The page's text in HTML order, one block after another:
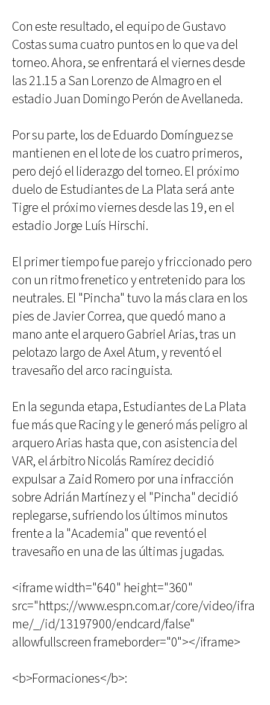
Con este resultado, el equipo de Gustavo
Costas suma cuatro puntos en lo que va del
torneo. Ahora, se enfrentará el viernes desde
las 21.15 a San Lorenzo de Almagro en el
estadio Juan Domingo Perón de Avellaneda.
Por su parte, los de Eduardo Domínguez se
mantienen en el lote de los cuatro primeros,
pero dejó el liderazgo del torneo. El próximo
duelo de Estudiantes de La Plata será ante
Tigre el próximo viernes desde las 19, en el
estadio Jorge Luís Hirschi.
El primer tiempo fue parejo y friccionado pero
con un ritmo frenetico y entretenido para los
neutrales. El "Pincha" tuvo la más clara en los
pies de Javier Correa, que quedó mano a
mano ante el arquero Gabriel Arias, tras un
pelotazo largo de Axel Atum, y reventó el
travesaño del arco racinguista.
En la segunda etapa, Estudiantes de La Plata
fue más que Racing y le generó más peligro al
arquero Arias hasta que, con asistencia del
VAR, el árbitro Nicolás Ramírez decidió
expulsar a Zaid Romero por una infracción
sobre Adrián Martínez y el "Pincha" decidió
replegarse, sufriendo los últimos minutos
frente a la "Academia" que reventó el
travesaño en una de las últimas jugadas.
<iframe width="640" height="360"
src="https://www.espn.com.ar/core/video/ifra
me/_/id/13197900/endcard/false"
allowfullscreen frameborder="0"></iframe>
<b>Formaciones</b>: